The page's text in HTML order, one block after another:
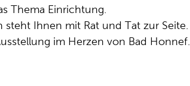
Thema Einrichtung.
Ihnen mit Rat und Tat zur Seite.
im Herzen von Bad Honnef.